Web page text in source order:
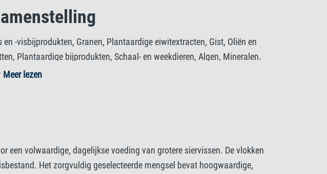
en -visbijprodukten, Granen, Plantaardige eiwitextracten, Gist, Oliën en
Plantaardige bijprodukten, Schaal- en weekdieren, Algen, Mineralen.
Meer lezen
een volwaardige, dagelijkse voeding van grotere siervissen. De vlokken
Het zorgvuldig geselecteerde mengsel bevat hoogwaardige,